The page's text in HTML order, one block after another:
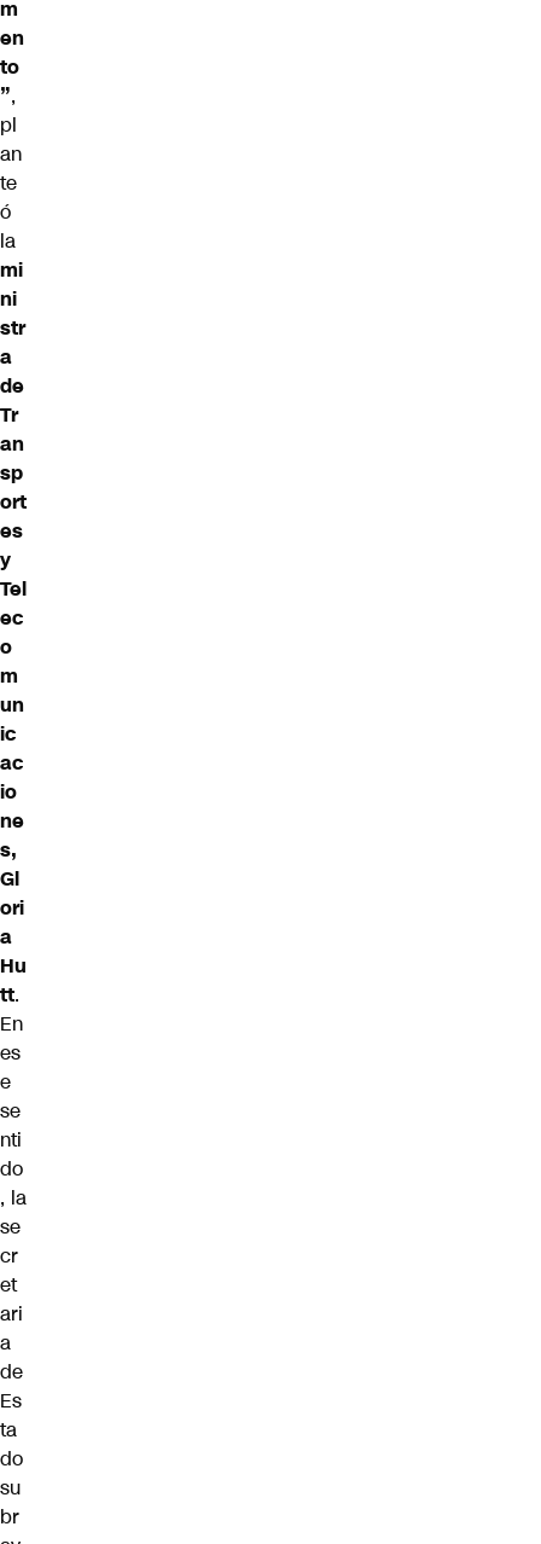
m
en
to
”,
pl
an
te
ó
la
mi
ni
str
a
de
Tr
an
sp
ort
es
y
Tel
ec
o
m
un
ic
ac
io
ne
s,
Gl
ori
a
Hu
tt.
En
es
e
se
nti
do
, la
se
cr
et
ari
a
de
Es
ta
do
su
br